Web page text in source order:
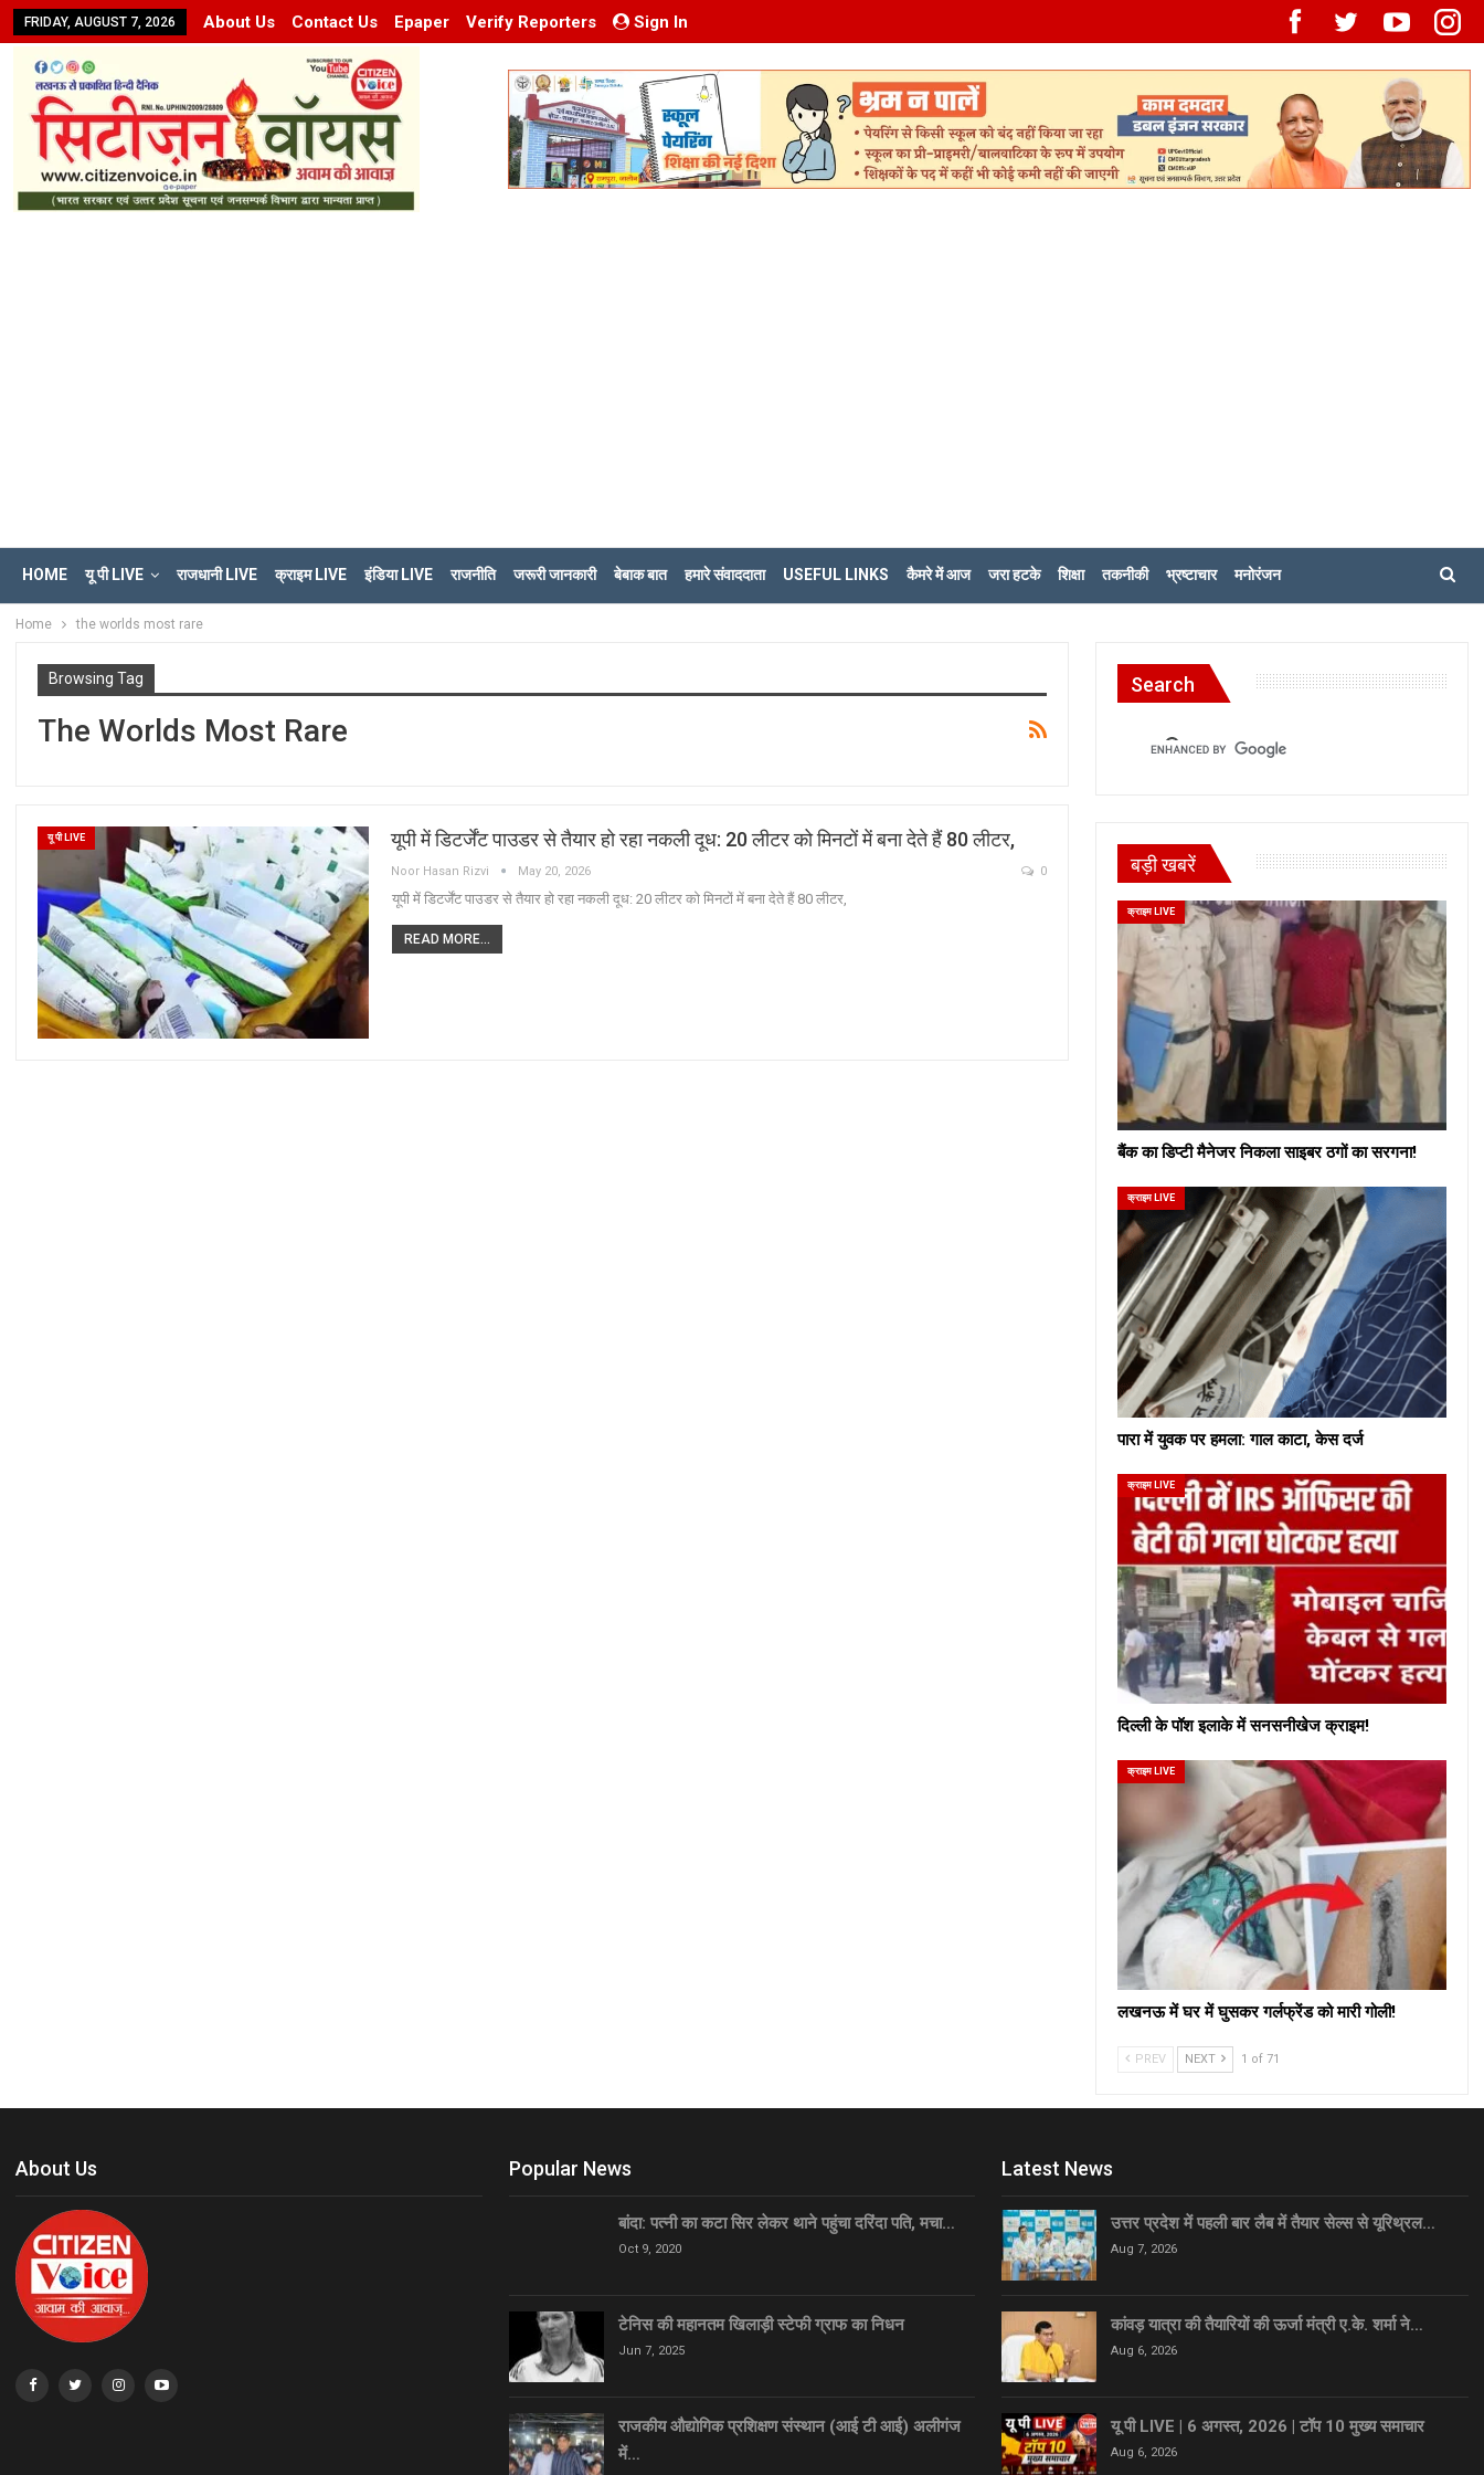
FRIDAY, AUGUST 7, 2026 About Us Contact Us Epaper Verify Reporters Sign In
HOME यू पी LIVE राजधानी LIVE क्राइम LIVE इंडिया LIVE राजनीति जरूरी जानकारी बेबाक बात हमारे संवाददाता USEFUL LINKS कैमरे में आज जरा हटके शिक्षा तकनीकी भ्रष्टाचार मनोरंजन
Home the worlds most rare
Browsing Tag
The Worlds Most Rare
यू पी LIVE यूपी में डिटर्जेंट पाउडर से तैयार हो रहा नकली दूध: 20 लीटर को मिनटों में बना देते हैं 80 लीटर,
Noor Hasan Rizvi May 20, 2026 0
यूपी में डिटर्जेंट पाउडर से तैयार हो रहा नकली दूध: 20 लीटर को मिनटों में बना देते हैं 80 लीटर,
READ MORE...
Search
बड़ी खबरें
क्राइम LIVE
बैंक का डिप्टी मैनेजर निकला साइबर ठगों का सरगना!
क्राइम LIVE
पारा में युवक पर हमला: गाल काटा, केस दर्ज
क्राइम LIVE
दिल्ली के पॉश इलाके में सनसनीखेज क्राइम!
क्राइम LIVE
लखनऊ में घर में घुसकर गर्लफ्रेंड को मारी गोली!
PREV NEXT 1 of 71
About Us Popular News
बांदा: पत्नी का कटा सिर लेकर थाने पहुंचा दरिंदा पति, मचा…
Oct 9, 2020
टेनिस की महानतम खिलाड़ी स्टेफी ग्राफ का निधन
Jun 7, 2025
राजकीय औद्योगिक प्रशिक्षण संस्थान (आई टी आई) अलीगंज
में…
Latest News
उत्तर प्रदेश में पहली बार लैब में तैयार सेल्स से यूरिथ्रल…
Aug 7, 2026
कांवड़ यात्रा की तैयारियों की ऊर्जा मंत्री ए.के. शर्मा ने…
Aug 6, 2026
यू पी LIVE | 6 अगस्त, 2026 | टॉप 10 मुख्य समाचार
Aug 6, 2026